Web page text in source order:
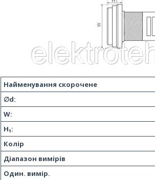
Найменування скорочене
∅d:
W:
H₁:
Колір
Діапазон вимірів
Один. вимір.